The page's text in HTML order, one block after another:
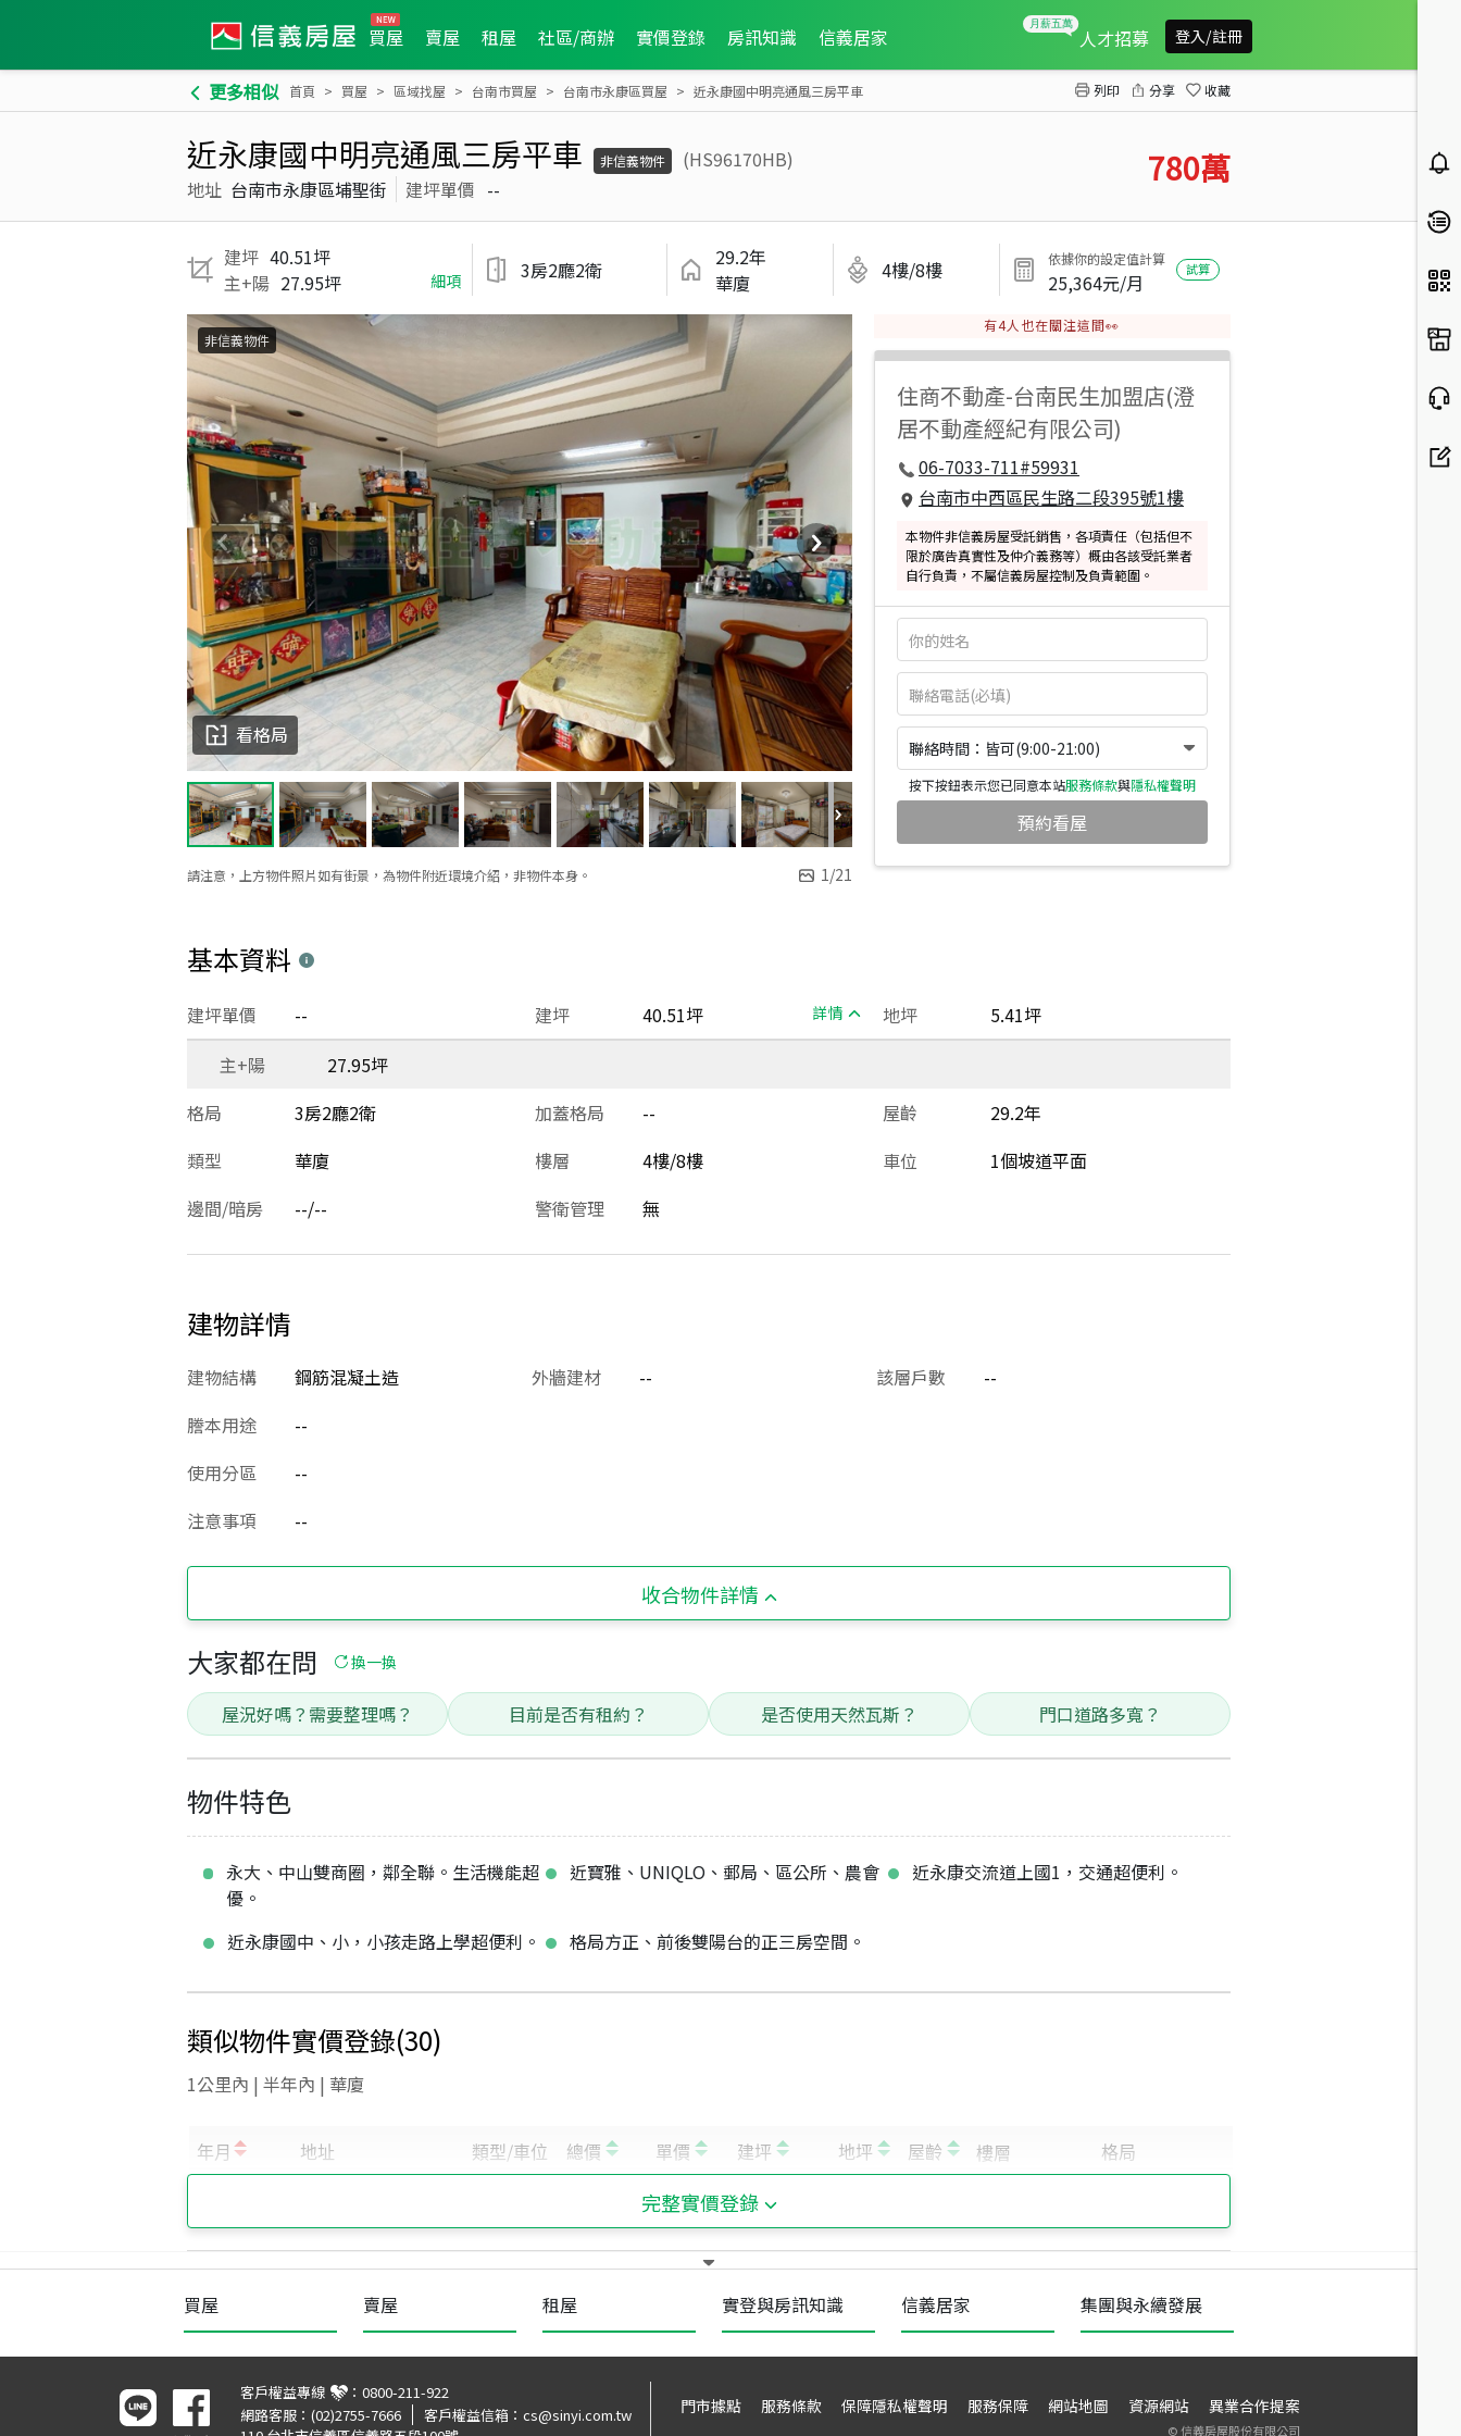
買屋 賣屋 租屋 社區/商辦 實價登錄 房訊知識 信義居家 人才招募 登入/註冊
更多相似 首頁 買屋 區域找屋 台南市買屋 台南市永康區買屋 近永康國中明亮通風三房平車 列印 分享 收藏
近永康國中明亮通風三房平車 非信義物件
(HS96170HB)
地址 台南市永康區埔聖街 建坪單價 -- 780萬
建坪 40.51坪
主+陽 27.95坪 細項 3房2廳2衛
29.2年
華廈
4樓/8樓 依據你的設定值計算
25,364元/月
試算
請注意，上方物件照片如有街景，為物件附近環境介紹，非物件本身。 1/21
看格局
非信義物件
有4人也在關注這間👀
住商不動產-台南民生加盟店(澄
居不動產經紀有限公司)
06-7033-711#59931
台南市中西區民生路二段395號1樓
本物件非信義房屋受託銷售，各項責任（包括但不
限於廣告真實性及仲介義務等）概由各該受託業者
自行負責，不屬信義房屋控制及負責範圍。
聯絡時間：皆可(9:00-21:00)
按下按鈕表示您已同意本站服務條款與隱私權聲明
預約看屋
基本資料
建坪 40.51坪 詳情
建坪單價 -- 地坪
5.41坪
主+陽
27.95坪
格局
3房2廳2衛 加蓋格局 -- 屋齡
29.2年
類型
華廈 樓層 4樓/8樓 車位
1個坡道平面
邊間/暗房
--/-- 警衛管理 無
建物詳情
建物結構 鋼筋混凝土造 外牆建材 -- 該層戶數
--
謄本用途
--
使用分區
--
注意事項
--
收合物件詳情
大家都在問 換一換
屋況好嗎？需要整理嗎？ 目前是否有租約？ 是否使用天然瓦斯？ 門口道路多寬？
物件特色
永大、中山雙商圈，鄰全聯。生活機能超
優。
近寶雅、UNIQLO、郵局、區公所、農會 近永康交流道上國1，交通超便利。
近永康國中、小，小孩走路上學超便利。 格局方正、前後雙陽台的正三房空間。
類似物件實價登錄(30)
1公里內 | 半年內 | 華廈
完整實價登錄
買屋 賣屋 租屋 實登與房訊知識 信義居家 集團與永續發展
客戶權益專線 ： 0800-211-922
網路客服： (02)2755-7666 客戶權益信箱： cs@sinyi.com.tw
門市據點 服務條款 保障隱私權聲明 服務保障 網站地圖 資源網站 異業合作提案
©信義房屋股份有限公司